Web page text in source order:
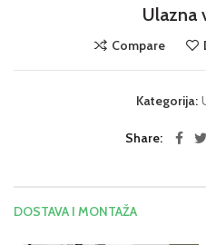
Ulazna
Compare
Kategorija:
Share
DOSTAVA I MONTAŽA